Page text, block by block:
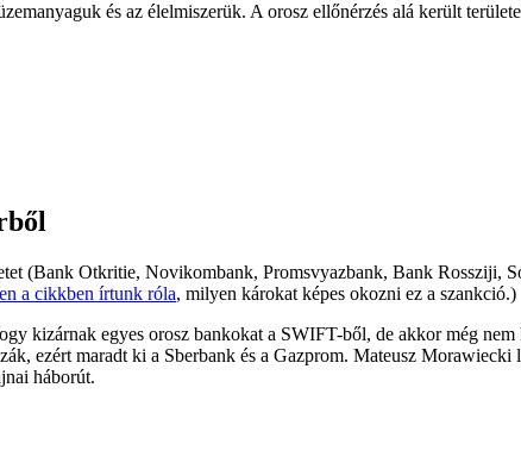
és az élelmiszerük. A orosz ellőnérzés alá került
(Bank Otkritie, Novikombank, Promsvyazbank, Bank Rossziji,
a cikkben írtunk róla, milyen károkat képes okozni ez a szankció.)
kizárnak egyes orosz bankokat a SWIFT-ből, de akkor még
ezért maradt ki a Sberbank és a Gazprom. Mateusz
háborút.